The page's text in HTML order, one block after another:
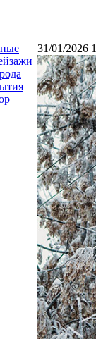
31/01/2026